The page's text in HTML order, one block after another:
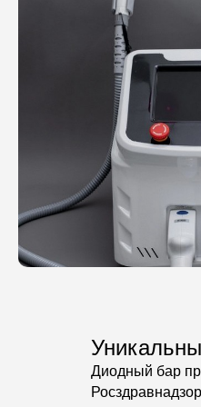
Диодный бар